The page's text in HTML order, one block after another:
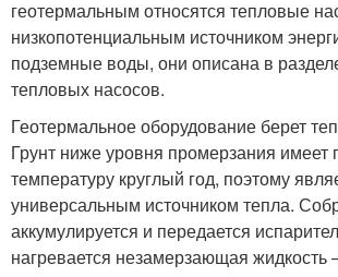
геотермальным относятся тепловые
низкопотенциальным источником
подземные воды, они описана в
тепловых насосов.
Геотермальное оборудование берет
Грунт ниже уровня промерзания имеет
температуру круглый год, поэтому
универсальным источником тепла.
аккумулируется и передается
нагревается незамерзающая жидкость